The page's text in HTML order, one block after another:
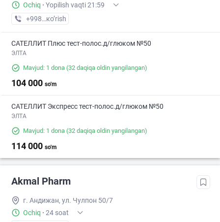
Ochiq · Yopilish vaqti 21:59
+998 (91) XXX-XX-XX
кo’rish
САТЕЛЛИТ Плюс тест-полос.д/глюком №50
ЭЛТА
Mavjud: 1 dona (32 daqiqa oldin yangilangan)
104 000 so'm
САТЕЛЛИТ Экспресс тест-полос.д/глюком №50
ЭЛТА
Mavjud: 1 dona (32 daqiqa oldin yangilangan)
114 000 so'm
Akmal Pharm
г. Андижан, ул. Чулпон 50/7
Ochiq · 24 soat